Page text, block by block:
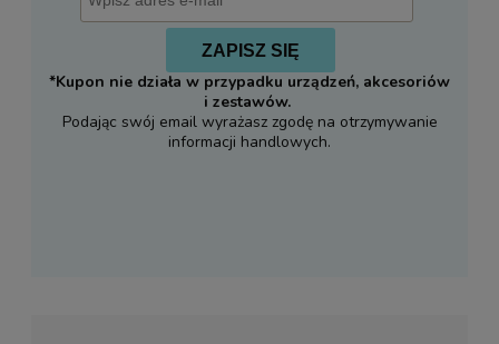
ZAPISZ SIĘ
*Kupon nie działa w przypadku urządzeń, akcesoriów
i zestawów.
Podając swój email wyrażasz zgodę na otrzymywanie
informacji handlowych.